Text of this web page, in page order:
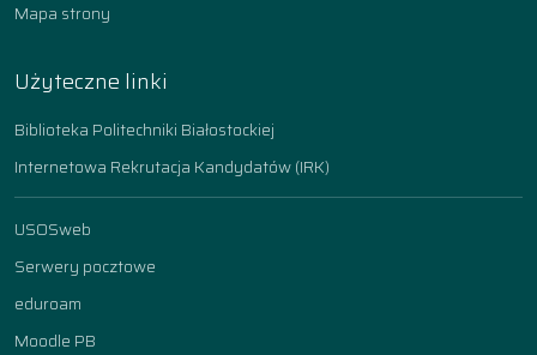
Mapa strony
Użyteczne linki
Biblioteka Politechniki Białostockiej
Internetowa Rekrutacja Kandydatów (IRK)
USOSweb
Serwery pocztowe
eduroam
Moodle PB